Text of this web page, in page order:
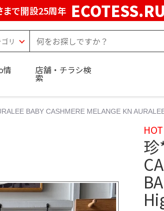
まで開設25周年
情 店舗・チラシ検
索
BABY CASHMERE MELANGE KN
珍